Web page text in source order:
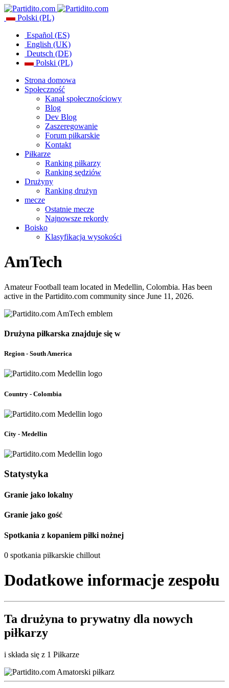
Polski (PL)
Español (ES)
English (UK)
Deutsch (DE)
Polski (PL)
Strona domowa
Społeczność
Kanał społecznościowy
Blog
Dev Blog
Zaszeregowanie
Forum piłkarskie
Kontakt
Piłkarze
Ranking piłkarzy
Ranking sędziów
Drużyny
Ranking drużyn
mecze
Ostatnie mecze
Najnowsze rekordy
Boisko
Klasyfikacja wysokości
AmTech
Amateur Football team located in Medellin, Colombia. Has been
active in the Partidito.com community since June 11, 2026.
Drużyna piłkarska znajduje się w
Region - South America
Country - Colombia
City - Medellin
Statystyka
Granie jako lokalny
Granie jako gość
Spotkania z kopaniem piłki nożnej
0 spotkania piłkarskie chillout
Dodatkowe informacje zespołu
Ta drużyna to prywatny dla nowych
piłkarzy
i składa się z 1 Piłkarze